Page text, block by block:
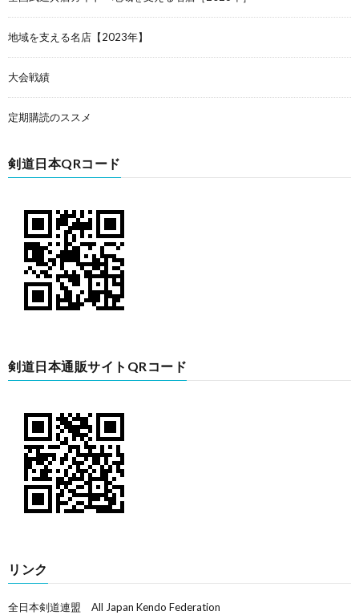
地域を支える名店【2023年】
大会戦績
定期購読のススメ
剣道日本QRコード
剣道日本通販サイトQRコード
リンク
全日本剣道連盟 All Japan Kendo Federation